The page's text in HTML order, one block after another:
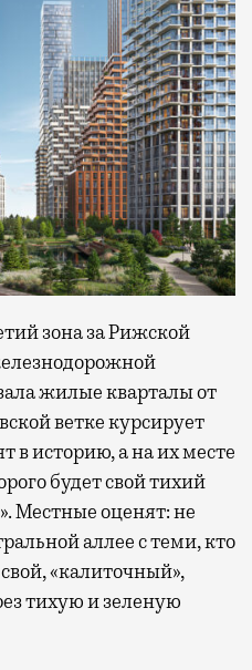
зона за Рижской
жилые кварталы от
ветке курсирует
в историю, а на их месте
будет свой тихий
Местные оценят: не
аллее с теми, кто
«калиточный»,
тихую и зеленую